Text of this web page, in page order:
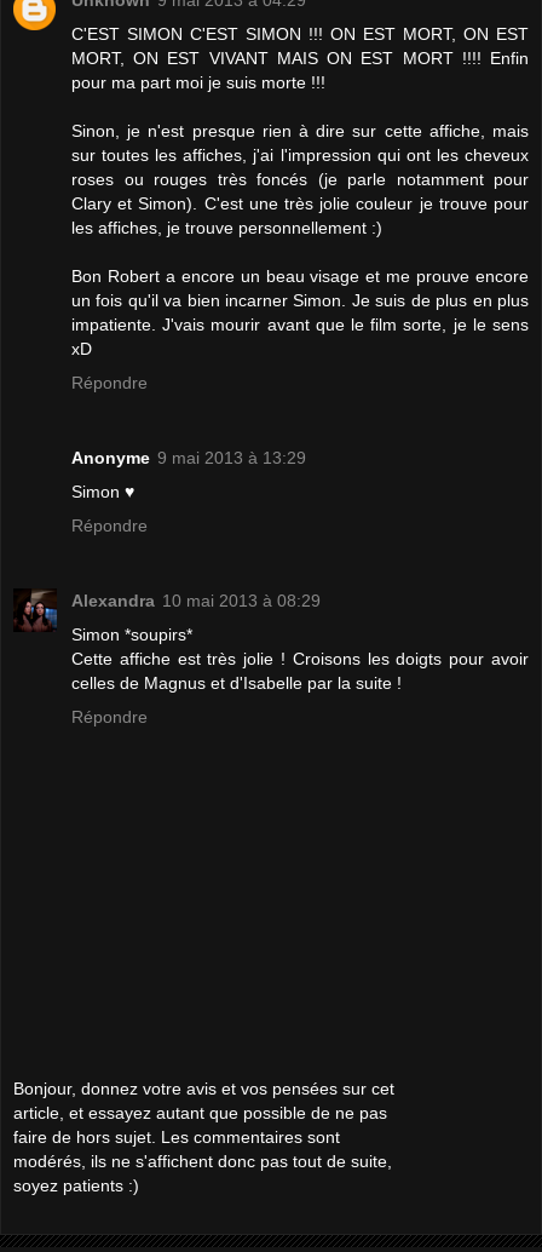
C'EST SIMON C'EST SIMON !!! ON EST MORT, ON EST
MORT, ON EST VIVANT MAIS ON EST MORT !!!! Enfin
pour ma part moi je suis morte !!!
Sinon, je n'est presque rien à dire sur cette affiche, mais
sur toutes les affiches, j'ai l'impression qui ont les cheveux
roses ou rouges très foncés (je parle notamment pour
Clary et Simon). C'est une très jolie couleur je trouve pour
les affiches, je trouve personnellement :)
Bon Robert a encore un beau visage et me prouve encore
un fois qu'il va bien incarner Simon. Je suis de plus en plus
impatiente. J'vais mourir avant que le film sorte, je le sens
xD
Répondre
Anonyme 9 mai 2013 à 13:29
Simon ♥
Répondre
Alexandra 10 mai 2013 à 08:29
Simon *soupirs*
Cette affiche est très jolie ! Croisons les doigts pour avoir
celles de Magnus et d'Isabelle par la suite !
Répondre
Bonjour, donnez votre avis et vos pensées sur cet
article, et essayez autant que possible de ne pas
faire de hors sujet. Les commentaires sont
modérés, ils ne s'affichent donc pas tout de suite,
soyez patients :)